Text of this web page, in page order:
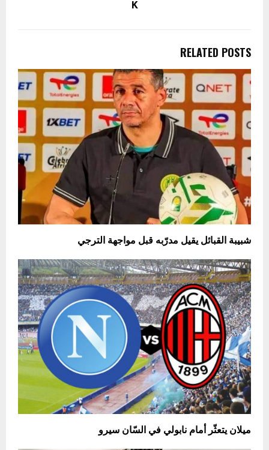
K
RELATED POSTS
شبيبة القبائل يقيل مدرّبه قبل مواجهة الترجي
ميلان يتعثّر أمام نابولي في السّان سيرو